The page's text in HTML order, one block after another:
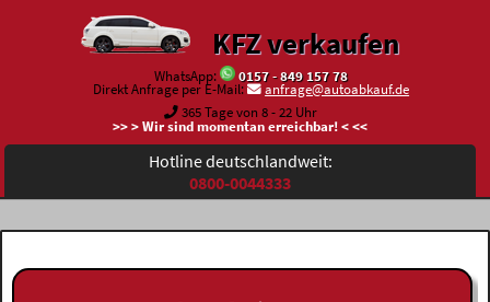
KFZ verkaufen
WhatsApp:
0157 - 849 157 78
Direkt Anfrage per E-Mail:
anfrage@autoabkauf.de
365 Tage von 8 - 22 Uhr
>> > Wir sind momentan erreichbar! < <<
Hotline deutschlandweit:
0800-0044333